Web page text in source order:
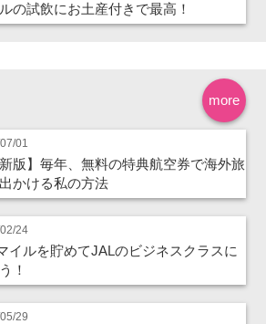
の試飲にお土産付きで最高！
more
01
新版】毎年、無料の特典航空券で海外旅
かける私の方法
24
イルを貯めてJALのビジネスクラスに
！
29